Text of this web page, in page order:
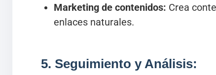
Marketing de contenidos: Crea
enlaces naturales.
5. Seguimiento y Análisis: